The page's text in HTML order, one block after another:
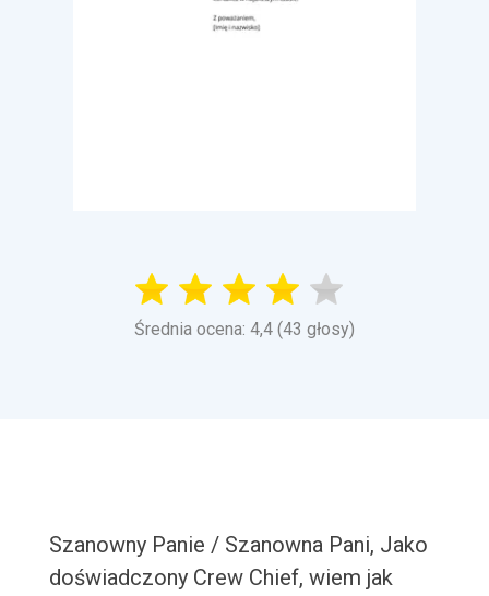
Średnia ocena: 4,4 (43 głosy)
Szanowny Panie / Szanowna Pani, Jako
doświadczony Crew Chief, wiem jak